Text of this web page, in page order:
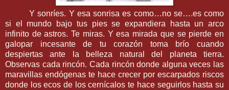
Y sonríes. Y esa sonrisa es como…no se….es como
si el mundo bajo tus pies se expandiera hasta un arco
infinito de astros. Te miras. Y esa mirada que se pierde en
galopar incesante de tu corazón toma brío cuando
despiertas ante la belleza natural del planeta tierra.
Observas cada rincón. Cada rincón donde alguna veces las
maravillas endógenas te hace crecer por escarpados riscos
donde los ecos de los cernícalos te hace seguirlos hasta su